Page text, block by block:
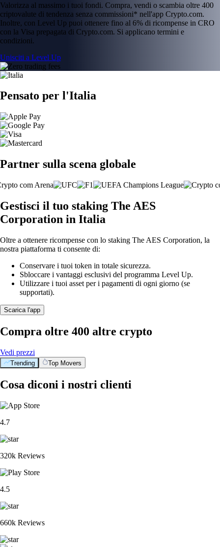
Valorizza al massimo i tuoi fondi. Compra, vendi o scambia oltre 400
criptovalute di tendenza senza commissioni* nell'app Crypto.com.
Inoltre, con Level Up puoi ottenere fino al 6% di ricompense in CRO
con la Visa prepagata di Crypto.com. Si applicano termini e
condizioni.
Unisciti a Level Up
Pensato per l'Italia
Partner sulla scena globale
Gestisci il tuo staking The AES
Corporation in Italia
Oltre a ottenere ricompense con lo staking The AES Corporation, la
nostra piattaforma ti consente di:
Conservare i tuoi token in totale sicurezza.
Sbloccare i vantaggi esclusivi del programma Level Up.
Utilizzare i tuoi asset per i pagamenti di ogni giorno (se
supportati).
Scarica l'app
Compra oltre 400 altre crypto
Vedi prezzi
Trending Top Movers
Cosa diconi i nostri clienti
4.7
320k Reviews
4.5
660k Reviews